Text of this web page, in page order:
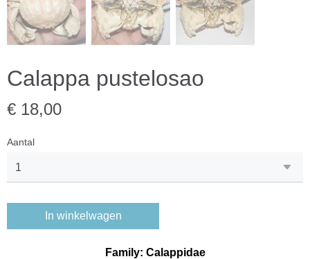
Calappa pustelosao
€ 18,00
Aantal
In winkelwagen
Family: Calappidae